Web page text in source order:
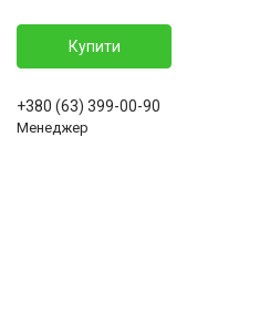
Купити
+380 (63) 399-00-90
Менеджер